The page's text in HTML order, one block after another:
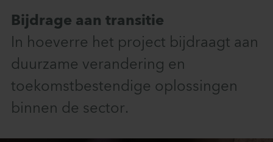
Bijdrage aan transitie
In hoeverre het project bijdraagt aan
duurzame verandering en
toekomstbestendige oplossingen
binnen de sector.